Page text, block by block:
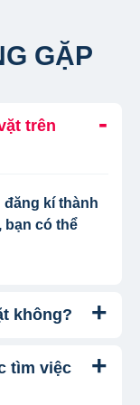
GẶP
trên
kí thành
bạn có thể
không?
tin miễn
nhiên, để
tìm việc